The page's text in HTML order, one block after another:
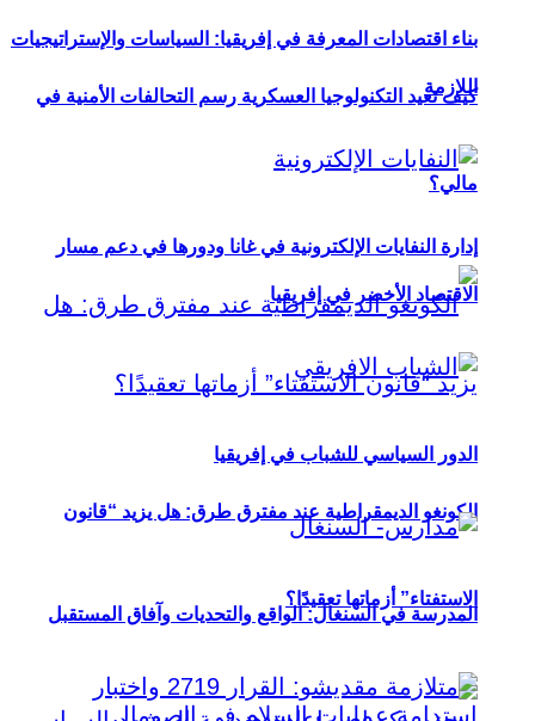
كيف تعيد التكنولوجيا العسكرية رسم التحالفات الأمنية في
مالي؟
الكونغو الديمقراطية عند مفترق طرق: هل يزيد “قانون
الاستفتاء” أزماتها تعقيدًا؟
بناء اقتصادات المعرفة في إفريقيا: السياسات والإستراتيجيات
اللازمة
إدارة النفايات الإلكترونية في غانا ودورها في دعم مسار
الاقتصاد الأخضر في إفريقيا
الدور السياسي للشباب في إفريقيا
المدرسة في السنغال: الواقع والتحديات وآفاق المستقبل